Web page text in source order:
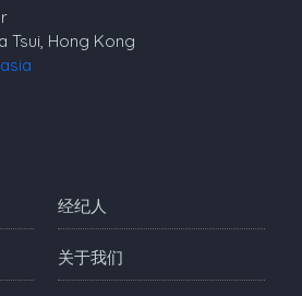
Tsui, Hong Kong
经纪人
关于我们